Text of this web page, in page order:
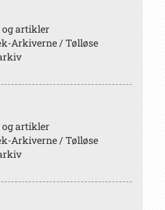
og artikler
Arkiverne / Tølløse
og artikler
Arkiverne / Tølløse